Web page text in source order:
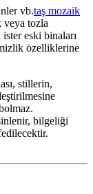
vb.taş mozaik
veya tozla
eski binaları
özelliklerine
stillerin,
bilgeliği